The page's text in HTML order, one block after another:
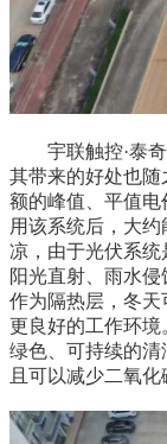
宇联触控·泰奇
其带来的好处也
额的峰值、平值
用该系统后，大
凉，由于光伏系
阳光直射、雨水
作为隔热层，冬
更良好的工作环境
绿色、可持续的
且可以减少二氧